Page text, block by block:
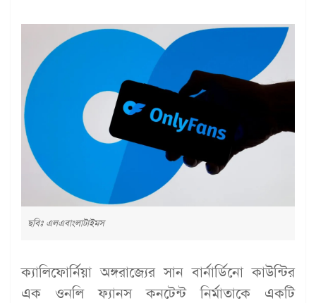
ছবিঃ এলএবাংলাটাইমস
ক্যালিফোর্নিয়া অঙ্গরাজ্যের সান বার্নার্ডিনো কাউন্টির
এক ওনলি ফ্যানস কনটেন্ট নির্মাতাকে একটি